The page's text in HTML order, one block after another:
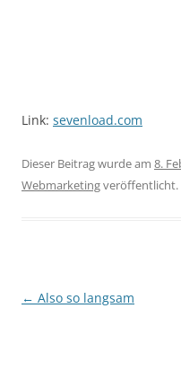
Link: sevenload.com
Dieser Beitrag wurde am 8.
Webmarketingveröffentlicht.
Beitragsnavigation
← Also so langsam